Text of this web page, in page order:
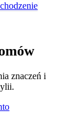
znaczeń i